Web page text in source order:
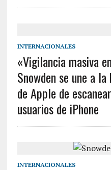
INTERNACIONALES
«Vigilancia masiva
Snowden se une a
de Apple de
usuarios de iPhone
INTERNACIONALES